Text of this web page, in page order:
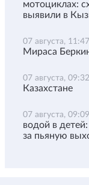
мотоциклах:
выявили в
07 августа, 11:47
Мираса
07 августа, 09:32
Казахстане
07 августа, 09:09
водой в
за пьяную